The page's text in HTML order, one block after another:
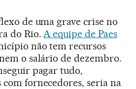
de uma grave crise no
do Rio.A equipe de Paes
não tem recursos
o salário de dezembro.
pagar tudo,
fornecedores, seria na